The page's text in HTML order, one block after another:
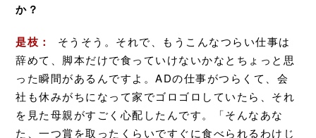
か？
是枝：
そうそう。それで、もうこんなつらい仕事は
辞めて、脚本だけで食っていけないかなとちょっと思
った瞬間があるんですよ。ADの仕事がつらくて、会
社も休みがちになって家でゴロゴロしていたら、それ
を見た母親がすごく心配したんです。「そんなあな
た、一つ賞を取ったくらいですぐに食べられるわけじ